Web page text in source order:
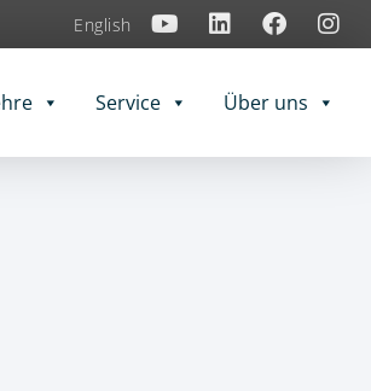
English
Service Über uns